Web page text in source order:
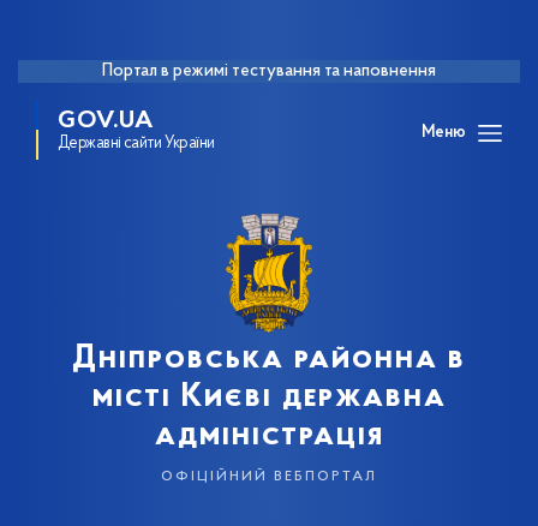
Портал в режимі тестування та наповнення
GOV.UA
Державні сайти України
Меню
Дніпровська районна в
місті Києві державна
адміністрація
офіційний вебпортал